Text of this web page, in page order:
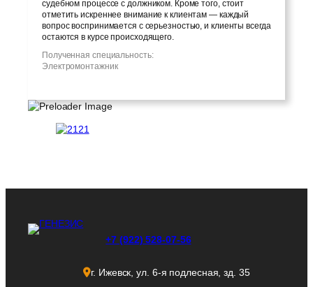
судебном процессе с должником. Кроме того, стоит
отметить искреннее внимание к клиентам — каждый
вопрос воспринимается с серьезностью, и клиенты всегда
остаются в курсе происходящего.
Полученная специальность:
Электромонтажник
+7 (922) 528-07-56
г. Ижевск, ул. 6-я подлесная, зд. 35